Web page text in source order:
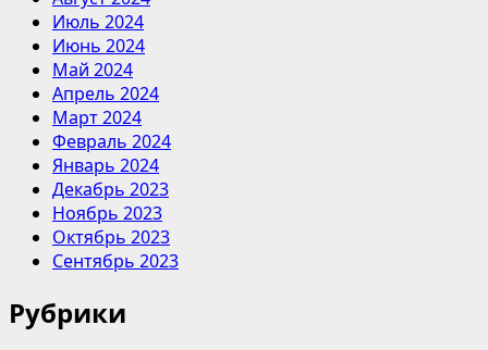
Июль 2024
Июнь 2024
Май 2024
Апрель 2024
Март 2024
Февраль 2024
Январь 2024
Декабрь 2023
Ноябрь 2023
Октябрь 2023
Сентябрь 2023
Рубрики